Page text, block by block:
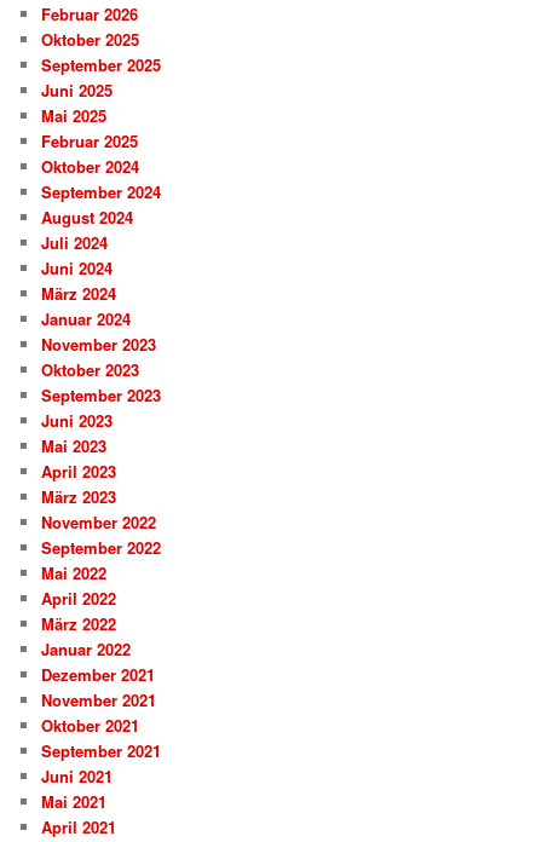
Februar 2026
Oktober 2025
September 2025
Juni 2025
Mai 2025
Februar 2025
Oktober 2024
September 2024
August 2024
Juli 2024
Juni 2024
März 2024
Januar 2024
November 2023
Oktober 2023
September 2023
Juni 2023
Mai 2023
April 2023
März 2023
November 2022
September 2022
Mai 2022
April 2022
März 2022
Januar 2022
Dezember 2021
November 2021
Oktober 2021
September 2021
Juni 2021
Mai 2021
April 2021